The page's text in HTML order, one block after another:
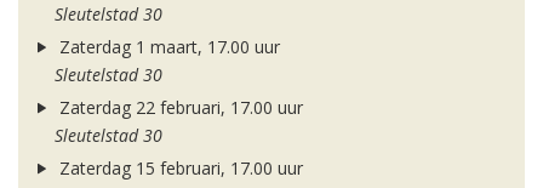
Sleutelstad 30
Zaterdag 1 maart, 17.00 uur
Sleutelstad 30
Zaterdag 22 februari, 17.00 uur
Sleutelstad 30
Zaterdag 15 februari, 17.00 uur